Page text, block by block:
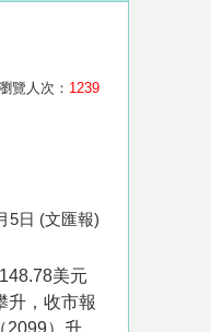
覽人次： 1239
5日 (文匯報)
美元
升，收市報
2099）升